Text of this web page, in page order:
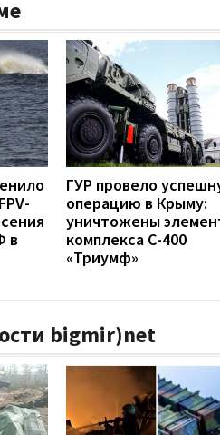
в
ГУР провело
операцию в Крыму:
уничтожены
комплекса С-400
«Триумф»
bigmir)net